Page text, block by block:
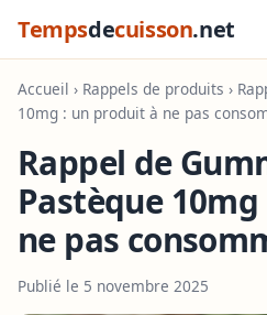
Tempsdecuisson.net
Accueil › Rappels de produits ›
10mg : un produit à ne pas
Rappel de
Pastèque
ne pas
Publié le 5 novembre 2025